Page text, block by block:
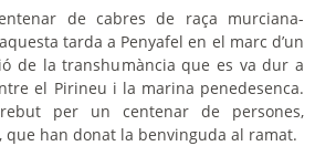
de cabres de raça murciana-
tarda a Penyafel en el marc d’un
de la transhumància que es va dur a
el Pirineu i la marina penedesenca.
per un centenar de persones,
han donat la benvinguda al ramat.